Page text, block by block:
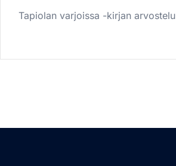
Tapiolan varjoissa -kirjan arvostelu